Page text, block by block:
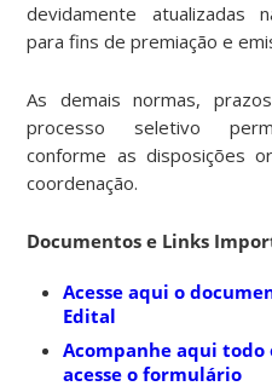
devidamente atualizadas
para fins de premiação e
As demais normas,
processo seletivo
conforme as disposições
coordenação.
Documentos e Links
Acesse aqui o
Edital
Acompanhe aqui todo
acesse o formulário